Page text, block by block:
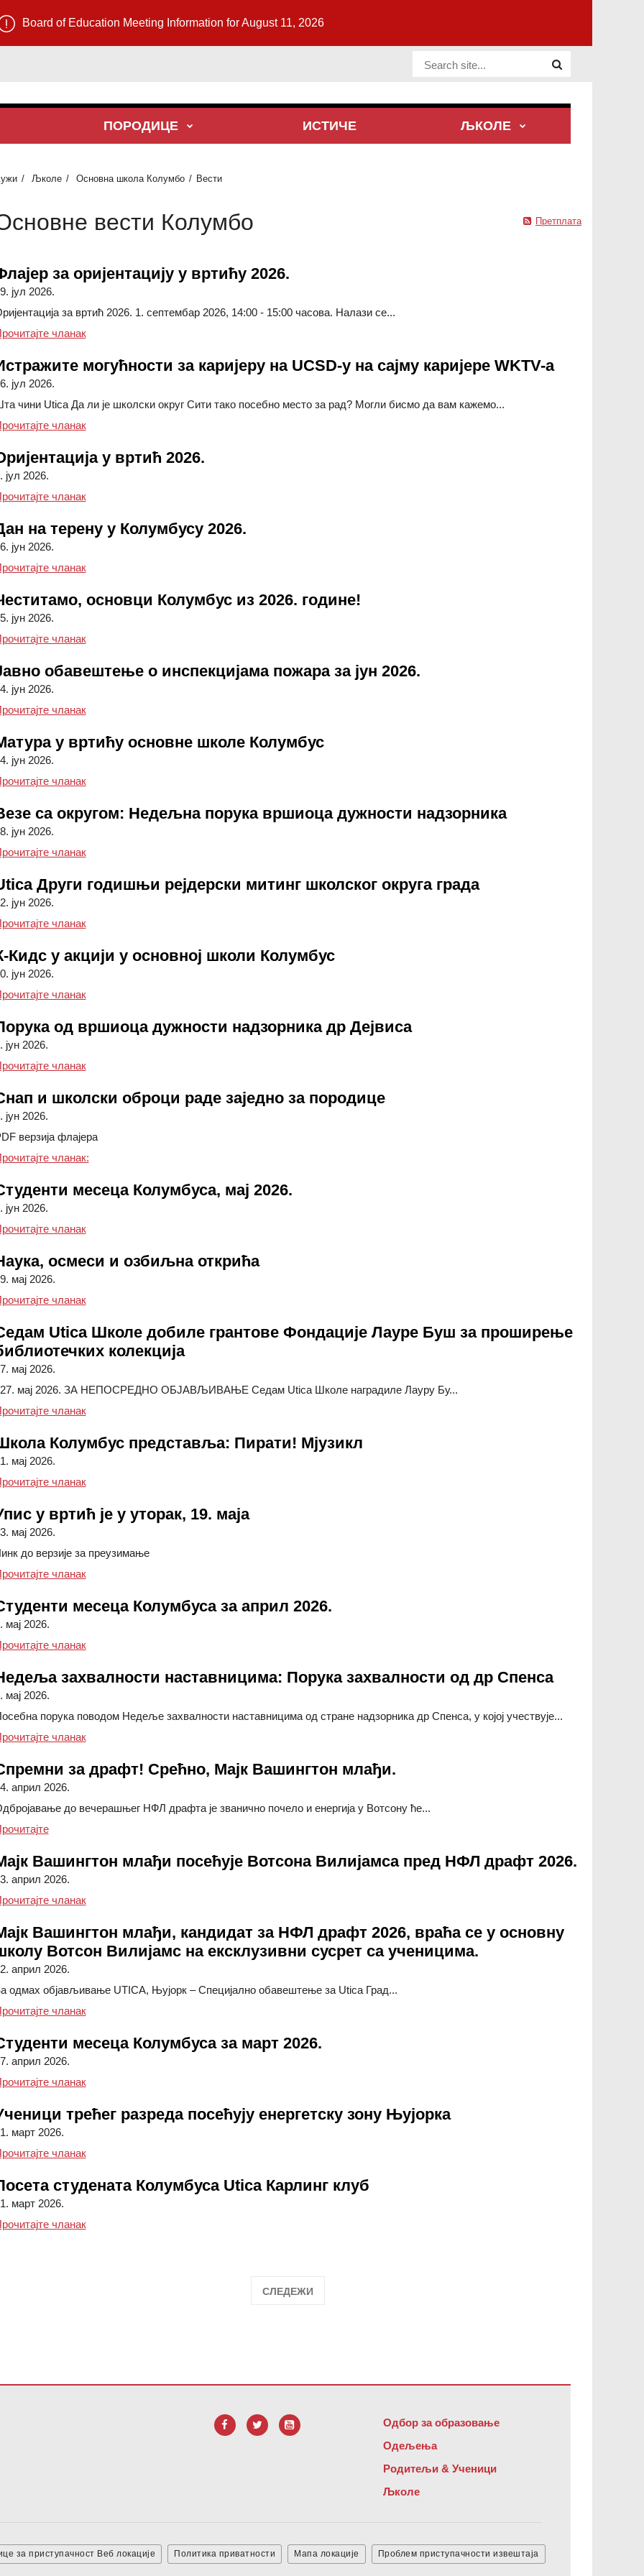
Board of Education Meeting Information for August 11, 2026
Website Site
ПОРОДИЦЕ ИСТИЧЕ ЉКОЛЕ
Љколе Основна школа Колумбо Вести
вести Колумбо Претплата
за оријентацију у вртићу 2026.
јул 2026.
за вртић 2026. 1. септембар 2026, 14:00 - 15:00 часова. Налази се...
чланакФлајер за оријентацију у вртић 2026
могућности за каријеру на UCSD-у на сајму каријере WKTV-а
јул 2026.
чини Utica Да ли је школски округ Сити тако посебно место за рад? Могли бисмо да вам кажемо...
чланакИстражите могућности за каријеру на UCSD-у на сајму каријере WKTV-а
у вртић 2026.
јул 2026.
чланакОријентација за вртић 2026
на терену у Колумбусу 2026.
јун 2026.
чланакДан на терену у Колумбусу 2026.
основци Колумбус из 2026. године!
јун 2026.
чланакЧеститамо, основци Колумбус, генерација 2026!
обавештење о инспекцијама пожара за јун 2026.
јун 2026.
чланакЈавно обавештење о инспекцијама пожара за јун 2026.
у вртићу основне школе Колумбус
јун 2026.
чланакМатура у вртићу основне школе Колумбус
са округом: Недељна порука вршиоца дужности надзорника
јун 2026.
чланакВезе са округом: Недељна порука вршиоца дужности надзорника
Други годишњи рејдерски митинг школског округа града
јун 2026.
чланакДруги годишњи рејдерски митинг школског округа града Utica
Кидс у акцији у основној школи Колумбус
јун 2026.
чланак: К-деца у акцији у основној школи Колумбус
од вршиоца дужности надзорника др Дејвиса
јун 2026.
чланакПорука вршиоца дужности надзорника др Дејвиса
и школски оброци раде заједно за породице
јун 2026.
верзија флајера
чланак:Snap и школски оброци заједно функционишу за породице
месеца Колумбуса, мај 2026.
јун 2026.
чланакСтуденти месеца Колумбуса, мај 2026.
осмеси и озбиљна открића
мај 2026.
чланакНаука, осмеси и озбиљна открића
Utica Школе добиле грантове Фондације Лауре Буш за проширење
колекција
мај 2026.
27. мај 2026. ЗА НЕПОСРЕДНО ОБЈАВЉИВАЊЕ Седам Utica Школе наградиле Лауру Бу...
чланакСедам школа Utica добило је грантове Фондације Лауре Буш за проширење библиотечких колекција
Колумбус представља: ​​Пирати! Мјузикл
мај 2026.
чланакШкола Колумбус представља: ​​Пирати! Мјузикл
у вртић је у уторак, 19. маја
мај 2026.
до верзије за преузимање
чланакУпис у вртић се одржава у уторак, 19. маја
месеца Колумбуса за април 2026.
мај 2026.
чланакСтуденти Колумбуса месеца април 2026.
захвалности наставницима: Порука захвалности од др Спенса
мај 2026.
порука поводом Недеље захвалности наставницима од стране надзорника др Спенса, у којој учествује...
чланакНедеља захвалности наставницима: Порука захвалности од др Спенса
за драфт! Срећно, Мајк Вашингтон млађи.
април 2026.
до вечерашњег НФЛ драфта је званично почело и енергија у Вотсону ће...
нацрт чланка, спремни сте! Срећно, Мајк Вашингтон млађи.
Вашингтон млађи посећује Вотсона Вилијамса пред НФЛ драфт 2026.
април 2026.
чланакМајк Вашингтон млађи посећује Вотсона Вилијамса пред НФЛ драфт 2026.
Вашингтон млађи, кандидат за НФЛ драфт 2026, враћа се у основну
Вотсон Вилијамс на ексклузивни сусрет са ученицима.
април 2026.
одмах објављивање UTICA, Њујорк – Специјално обавештење за Utica Град...
чланакМајк Вашингтон млађи, кандидат за НФЛ драфт 2026, враћа се у основну школу Вотсон Вилијамс на
месеца Колумбуса за март 2026.
април 2026.
чланакСтуденти месеца Колумбуса за март 2026.
трећег разреда посећују енергетску зону Њујорка
март 2026.
чланакУченици трећег разреда посећују енергетску зону Њујорка
студената Колумбуса Utica Карлинг клуб
март 2026.
чланакСтуденти Колумбуса посећују карлинг клуб Utica
СЛЕДЕЖИ
Одбор за образовање
Одељења
Родитељи & Ученици
Љколе
за приступачност Веб локације Политика приватности Мапа локације Проблем приступачности извештаја